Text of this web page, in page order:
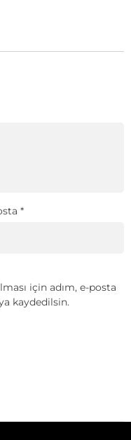
*
için adım, e-posta
kaydedilsin.